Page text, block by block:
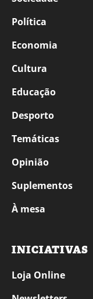
Política
Economia
Cultura
Educação
Desporto
Temáticas
Opinião
Suplementos
À mesa
INICIATIVAS
Loja Online